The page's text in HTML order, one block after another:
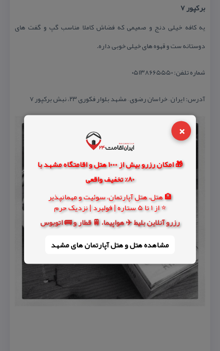
×
🎁 امکان رزرو بیش از 1000 هتل و اقامتگاه مشهد با
80% تخفیف واقعی
🏨 هتل، هتل آپارتمان، سوئیت و مهمانپذیر
⭐ از 1 تا 5 ستاره | فولبرد | نزدیک حرم
رزرو آنلاین بلیط ✈️ هواپیما، 🚆 قطار و 🚌 اتوبوس
مشاهده هتل و هتل‌ آپارتمان های مشهد
بركپور ۷
یه كافه خیلی دنج و صمیمی كه فضاش كاملا مناسب گپ و گفت های
دوستانه ست و قهوه های خیلی خوبی داره.
شماره تلفن: ۰۵۱۳۸۶۶۵۵۵۰
آدرس: ایران – خراسان رضوی – مشهد بلوار فكوری ۲۳، نبش بركپور ۷